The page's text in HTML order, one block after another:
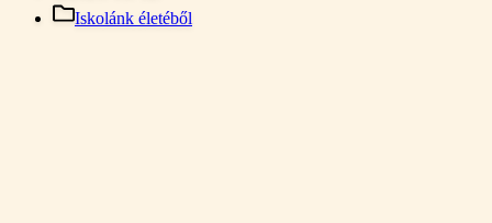
Iskolánk életéből